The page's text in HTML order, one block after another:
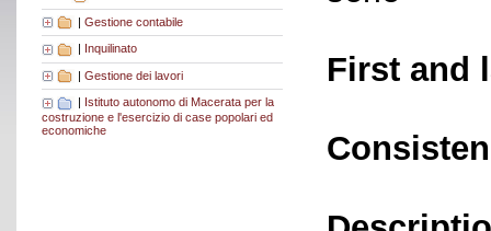
| Gestione contabile
| Inquilinato
| Gestione dei lavori
| Istituto autonomo di Macerata per la
costruzione e l'esercizio di case popolari ed
economiche
First and